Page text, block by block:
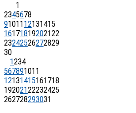
1
2345678
91011 12131415
16171819202122
23242526272829
30
1234
567891011
12131415161718
19202122232425
262728293031